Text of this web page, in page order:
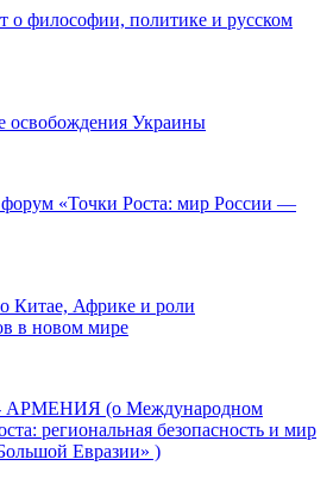
о философии, политике и русском
освобождения Украины
«Точки Роста: мир России —
Китае, Африке и роли
в новом мире
(о Международном
региональная безопасность и мир
Евразии» )